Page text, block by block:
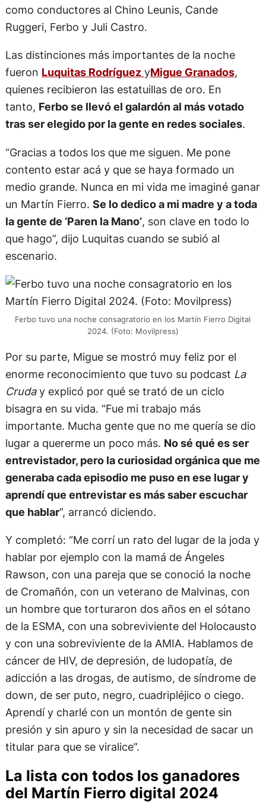
como conductores al Chino Leunis, Cande
Ruggeri, Ferbo y Juli Castro.
Las distinciones más importantes de la noche
fueron Luquitas Rodríguez yMigue Granados,
quienes recibieron las estatuillas de oro. En
tanto, Ferbo se llevó el galardón al más votado
tras ser elegido por la gente en redes sociales.
“Gracias a todos los que me siguen. Me pone
contento estar acá y que se haya formado un
medio grande. Nunca en mi vida me imaginé ganar
un Martín Fierro. Se lo dedico a mi madre y a toda
la gente de ‘Paren la Mano’, son clave en todo lo
que hago”, dijo Luquitas cuando se subió al
escenario.
Ferbo tuvo una noche consagratorio en los Martín Fierro Digital
2024. (Foto: Movilpress)
Por su parte, Migue se mostró muy feliz por el
enorme reconocimiento que tuvo su podcast La
Cruday explicó por qué se trató de un ciclo
bisagra en su vida. “Fue mi trabajo más
importante. Mucha gente que no me quería se dio
lugar a quererme un poco más. No sé qué es ser
entrevistador, pero la curiosidad orgánica que me
generaba cada episodio me puso en ese lugar y
aprendí que entrevistar es más saber escuchar
que hablar”, arrancó diciendo.
Y completó: “Me corrí un rato del lugar de la joda y
hablar por ejemplo con la mamá de Ángeles
Rawson, con una pareja que se conoció la noche
de Cromañón, con un veterano de Malvinas, con
un hombre que torturaron dos años en el sótano
de la ESMA, con una sobreviviente del Holocausto
y con una sobreviviente de la AMIA. Hablamos de
cáncer de HIV, de depresión, de ludopatía, de
adicción a las drogas, de autismo, de síndrome de
down, de ser puto, negro, cuadripléjico o ciego.
Aprendí y charlé con un montón de gente sin
presión y sin apuro y sin la necesidad de sacar un
titular para que se viralice”.
La lista con todos los ganadores
del Martín Fierro digital 2024